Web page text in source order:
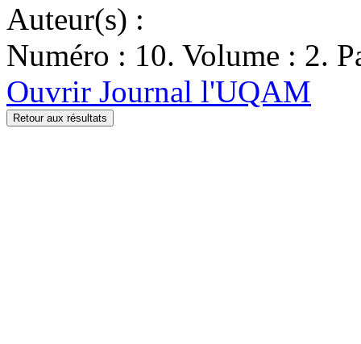
Auteur(s) :
Numéro : 10. Volume : 2.
Ouvrir Journal l'UQAM
Retour aux résultats